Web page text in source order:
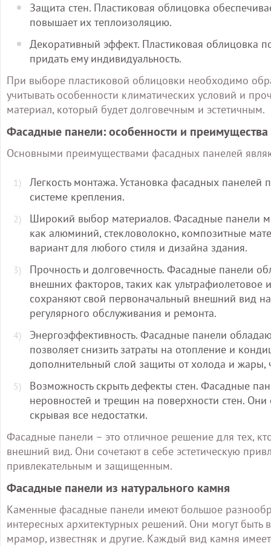
Защита стен. Пластиковая облицовка
повышает их теплоизоляцию.
Декоративный эффект. Пластиковая облицовка
придать ему индивидуальность.
При выборе пластиковой облицовки необходимо
учитывать особенности климатических условий и
материал, который будет долговечным и эстетичным.
Фасадные панели: особенности и преимущества
Основными преимуществами фасадных панелей
Легкость монтажа. Установка фасадных
системе крепления.
Широкий выбор материалов. Фасадные панели
как алюминий, стекловолокно, композитные
вариант для любого стиля и дизайна здания.
Прочность и долговечность. Фасадные панели
внешних факторов, таких как
сохраняют свой первоначальный внешний вид
регулярного обслуживания и ремонта.
Энергоэффективность. Фасадные панели
позволяет снизить затраты на отопление и
дополнительный слой защиты от холода и жары,
Возможность скрыть дефекты стен. Фасадные
неровностей и трещин на поверхности стен.
скрывая все недостатки.
Фасадные панели – это отличное решение для тех,
внешний вид. Они сочетают в себе эстетическую
привлекательным и защищенным.
Фасадные панели из натурального камня
Каменные фасадные панели имеют большое
интересных архитектурных решений. Они могут быть
мрамор, известняк и другие. Каждый вид камня